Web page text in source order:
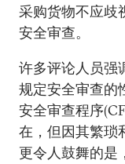
采购货物不应歧
安全审查。
许多评论人员强
规定安全审查的
安全审查程序
在，但因其繁琐
更令人鼓舞的是